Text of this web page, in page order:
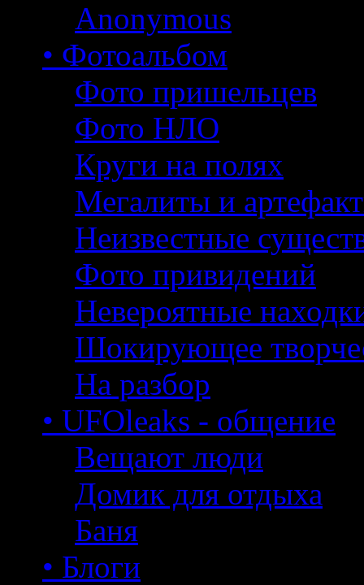
Anonymous
• Фотоальбом
Фото пришельцев
Фото НЛО
Круги на полях
Мегалиты и
Неизвестные
Фото привидений
Невероятные
Шокирующее
На разбор
• UFOleaks - общение
Вещают люди
Домик для отдыха
Баня
• Блоги